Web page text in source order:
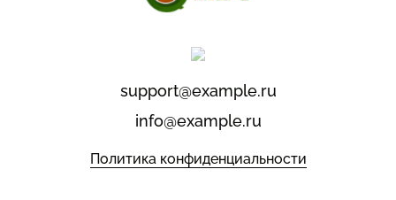
support@example.ru
info@example.ru
Политика конфиденциальности